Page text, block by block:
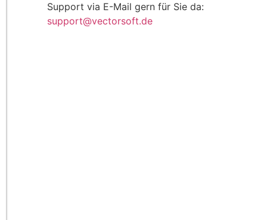
Support via E-Mail gern für Sie da:
support@vectorsoft.de